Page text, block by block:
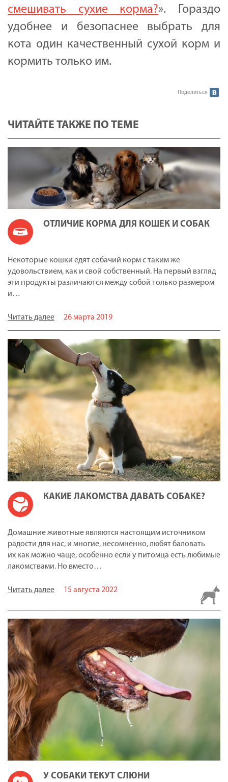
смешивать сухие корма?». Гораздо
удобнее и безопаснее выбрать для
кота один качественный сухой корм и
кормить только им.
Поделиться
ЧИТАЙТЕ ТАКЖЕ ПО ТЕМЕ
ОТЛИЧИЕ КОРМА ДЛЯ КОШЕК И СОБАК
Некоторые кошки едят собачий корм с таким же
удовольствием, как и свой собственный. На первый взгляд
эти продукты различаются между собой только размером
и…
Читать далее 26 марта 2019
КАКИЕ ЛАКОМСТВА ДАВАТЬ СОБАКЕ?
Домашние животные являются настоящим источником
радости для нас, и многие, несомненно, любят баловать
их как можно чаще, особенно если у питомца есть любимые
лакомствами. Но вместо…
Читать далее 15 августа 2022
У СОБАКИ ТЕКУТ СЛЮНИ